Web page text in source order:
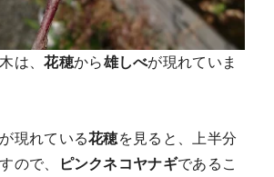
は、花穂から雄しべが現れていま
が現れている花穂を見ると、上半分
ので、
ピンクネコヤナギであるこ